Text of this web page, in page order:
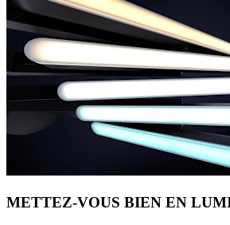
METTEZ-VOUS BIEN EN